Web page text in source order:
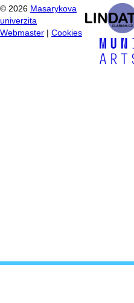
© 2026 Masarykova
univerzita
Webmaster
Cookies